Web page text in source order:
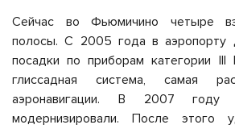
Сейчас во Фьюмичино четыре
полосы. С 2005 года в аэропорту
посадки по приборам категории III
глиссадная система, самая
аэронавигации. В 2007 году
модернизировали. После этого